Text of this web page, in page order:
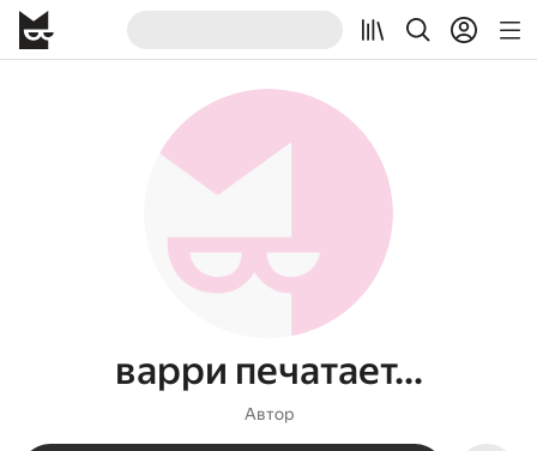
варри печатает…
Автор